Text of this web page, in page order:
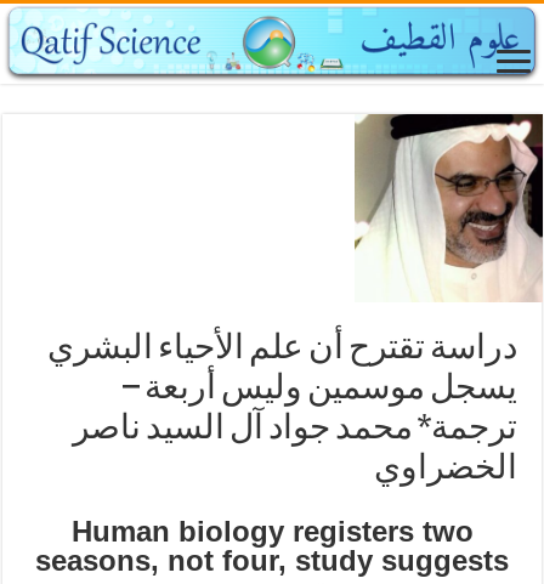
دراسة تقترح أن علم الأحياء البشري
يسجل موسمين وليس أربعة –
ترجمة* محمد جواد آل السيد ناصر
الخضراوي
Human biology registers two
seasons, not four, study suggests